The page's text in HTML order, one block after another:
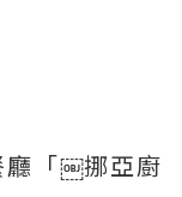
廳「￼挪亞廚